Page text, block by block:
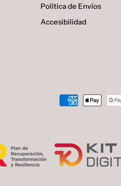
Política de Envíos
Accesibilidad
Métodos